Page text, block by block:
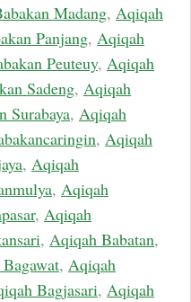
Madang, Aqiqah
Panjang, Aqiqah
Peuteuy, Aqiqah
Sadeng, Aqiqah
Surabaya, Aqiqah
, Aqiqah
, Aqiqah
, Aqiqah
, Aqiqah
, Aqiqah Babatan,
, Aqiqah
Bagjasari, Aqiqah